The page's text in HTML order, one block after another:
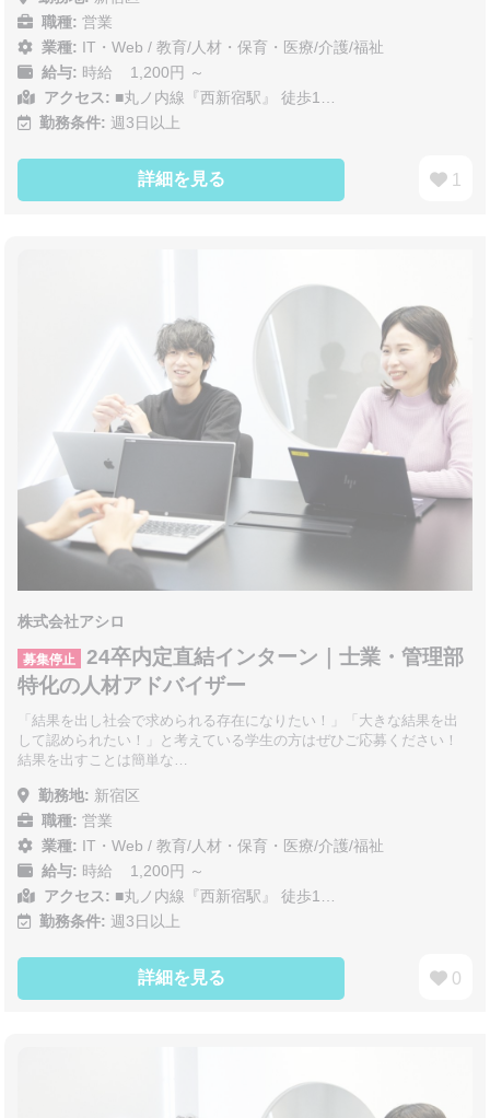
職種: 営業
業種: IT・Web /教育/人材・保育・医療/介護/福祉
給与: 時給 1,200円 ～
アクセス: ■丸ノ内線『西新宿駅』 徒歩1…
勤務条件: 週3日以上
詳細を見る 1
株式会社アシロ
募集停止
24卒内定直結インターン｜士業・管理部
特化の人材アドバイザー
「結果を出し社会で求められる存在になりたい！」「大きな結果を出
して認められたい！」と考えている学生の方はぜひご応募ください！
結果を出すことは簡単な…
勤務地: 新宿区
職種: 営業
業種: IT・Web /教育/人材・保育・医療/介護/福祉
給与: 時給 1,200円 ～
アクセス: ■丸ノ内線『西新宿駅』 徒歩1…
勤務条件: 週3日以上
詳細を見る 0